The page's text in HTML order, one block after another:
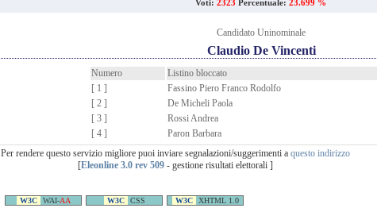
Voti: 2323 Percentuale: 23.699 %
Candidato Uninominale
Claudio De Vincenti
Numero
Listino bloccato
[ 1 ]
Fassino Piero Franco Rodolfo
[ 2 ]
De Micheli Paola
[ 3 ]
Rossi Andrea
[ 4 ]
Paron Barbara
Per rendere questo servizio migliore puoi inviare segnalazioni/suggerimenti a questo indirizzo
[Eleonline 3.0 rev 509 - gestione risultati elettorali ]
W3C WAI-AA W3C CSS W3C XHTML 1.0